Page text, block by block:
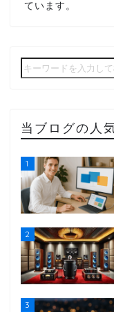
ています。
当ブログの人
1
2
3